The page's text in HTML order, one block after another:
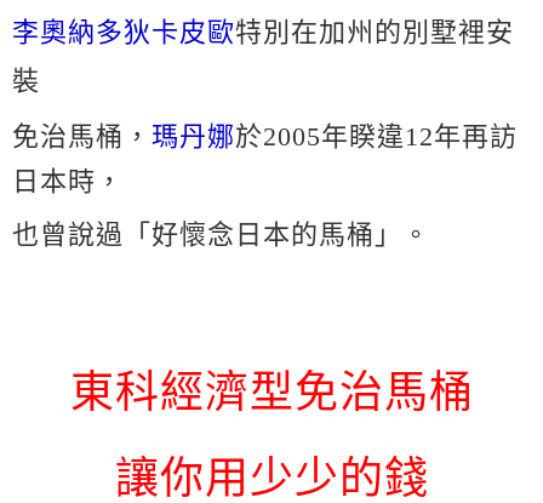
李奧納多狄卡皮歐特別在加州的別墅裡安
裝
免治馬桶， 瑪丹娜於2005年睽違12年再訪
日本時，
也曾說過「好懷念日本的馬桶」。
東科經濟型免治馬桶
讓你用少少的錢